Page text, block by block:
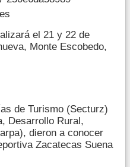
el 21 y 22 de
Monte Escobedo,
de Turismo (Secturz)
Desarrollo Rural,
dieron a conocer
Zacatecas Suena